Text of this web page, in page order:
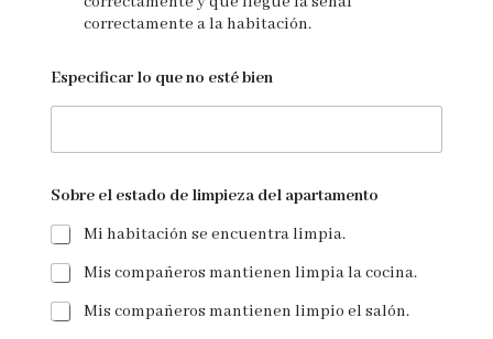
correctamente a la habitación.
Especificar lo que no esté bien
Sobre el estado de limpieza del apartamento
Mi habitación se encuentra limpia.
Mis compañeros mantienen limpia la cocina.
Mis compañeros mantienen limpio el salón.